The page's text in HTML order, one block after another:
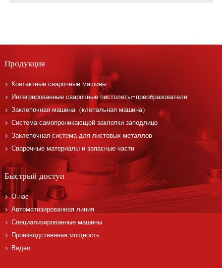
Продукция
Контактные сварочные машины
Интегрированные сварочные пистолеты-преобразователи
Заклепочная машина（клепальная машина）
Система самопроникающей заклепки заподлицо
Заклепочная система для листовых металлов
Сварочные материалы и запасные части
Быстрый доступ
О нас
Автоматизированная линия
Специализированные машины
Производственная мощность
Видео